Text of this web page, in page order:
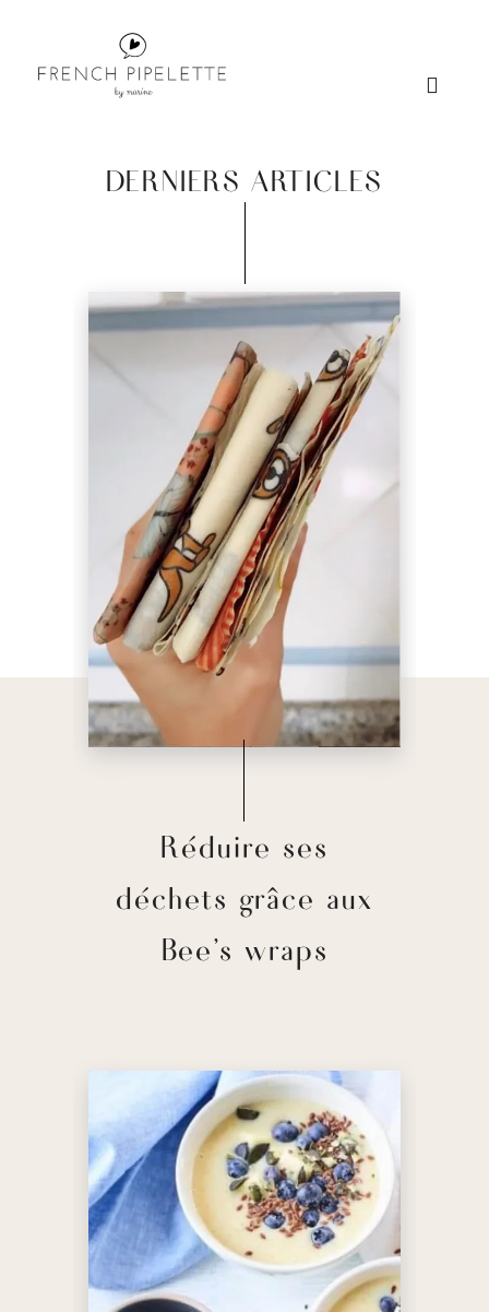
DERNIERS ARTICLES
Réduire ses
déchets grâce aux
Bee’s wraps